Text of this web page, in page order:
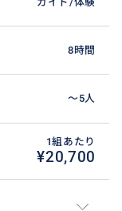
8時間
〜5人
1組あたり
¥20,700